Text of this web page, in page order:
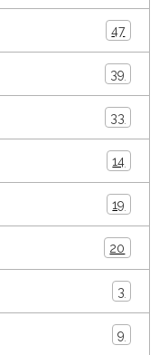
47
39
33
14
19
20
3
9